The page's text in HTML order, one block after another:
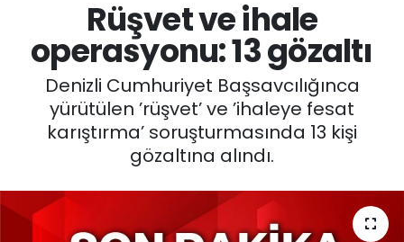
Rüşvet ve ihale
operasyonu: 13 gözaltı
Denizli Cumhuriyet Başsavcılığınca
yürütülen ’rüşvet’ ve ’ihaleye fesat
karıştırma’ soruşturmasında 13 kişi
gözaltına alındı.
ASAYİŞ
GÜNCEL
SİYASET
MAGAZİN
Trafik Durumu
Süper Lig Puan Durumu ve Fikstür
Tüm Manşetler
Son Dakika Haberleri
Haber Arşivi